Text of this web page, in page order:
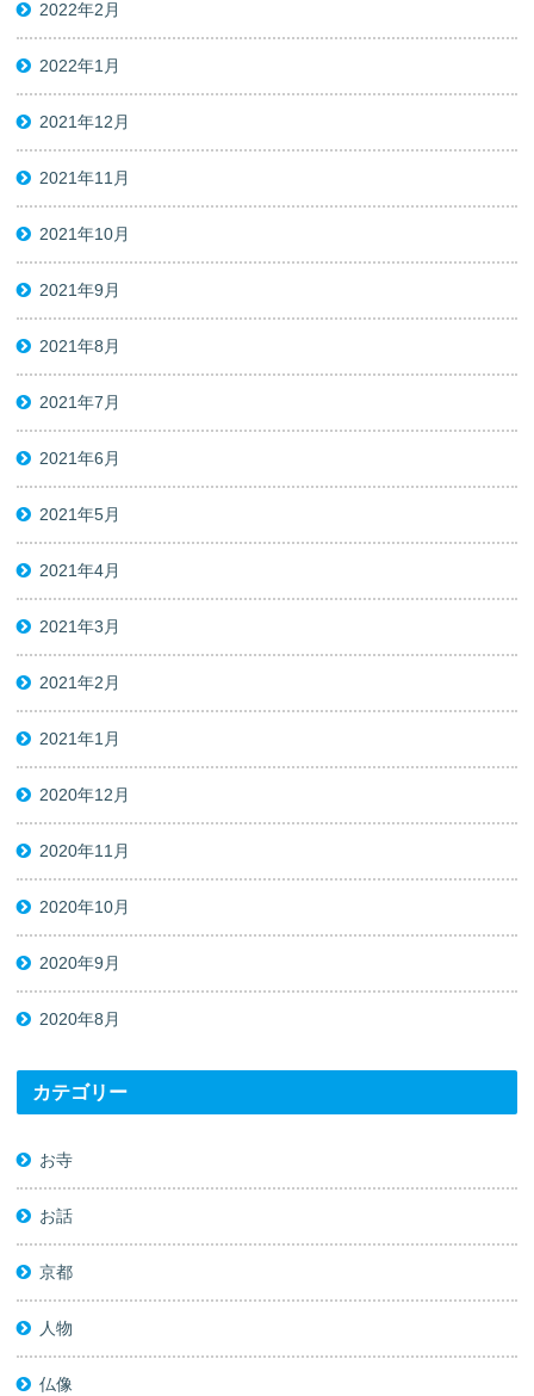
2022年2月
2022年1月
2021年12月
2021年11月
2021年10月
2021年9月
2021年8月
2021年7月
2021年6月
2021年5月
2021年4月
2021年3月
2021年2月
2021年1月
2020年12月
2020年11月
2020年10月
2020年9月
2020年8月
カテゴリー
お寺
お話
京都
人物
仏像